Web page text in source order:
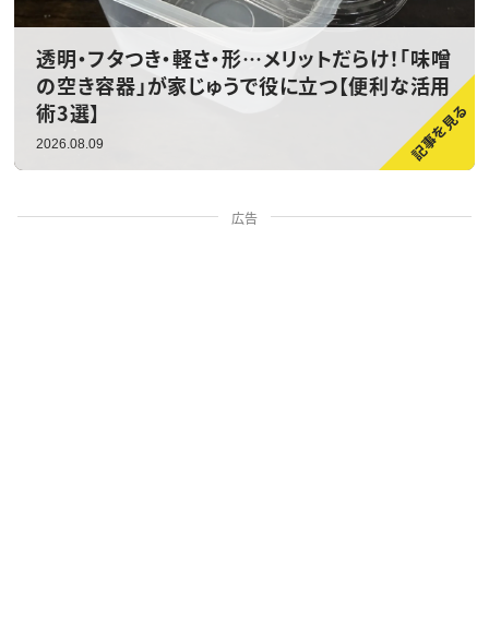
透明・フタつき・軽さ・形…メリットだらけ！「味噌
の空き容器」が家じゅうで役に立つ【便利な活用
術3選】
2026.08.09
広告